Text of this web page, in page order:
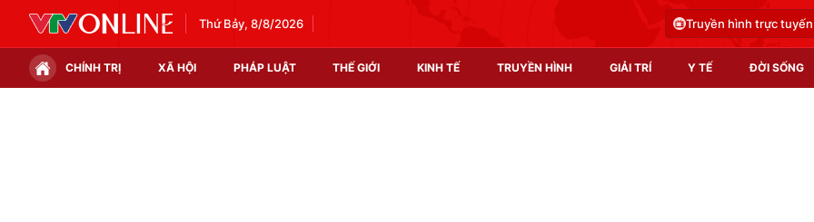
Thứ Bảy, 8/8/2026 Truyền hình trực tuyến
CHÍNH TRỊ XÃ HỘI PHÁP LUẬT THẾ GIỚI KINH TẾ TRUYỀN HÌNH GIẢI TRÍ Y TẾ ĐỜI SỐNG